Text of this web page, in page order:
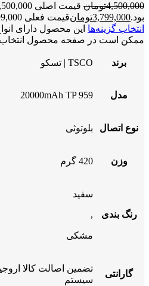
4,500,000تومان
بود.3,799,000تومانقیمت فعلی 3,799,000تومان است.
انتخاب گزینه‌ها این محصول دارای
ممکن است در صفحه محصول
برند TSCO | تسکو
مدل 20000mAh TP 959
نوع اتصال بلوتوثی
وزن 420 گرم
رنگ بندی
سفید
,
مشکی
گارانتی
تضمین اصالت کالا
سیستم